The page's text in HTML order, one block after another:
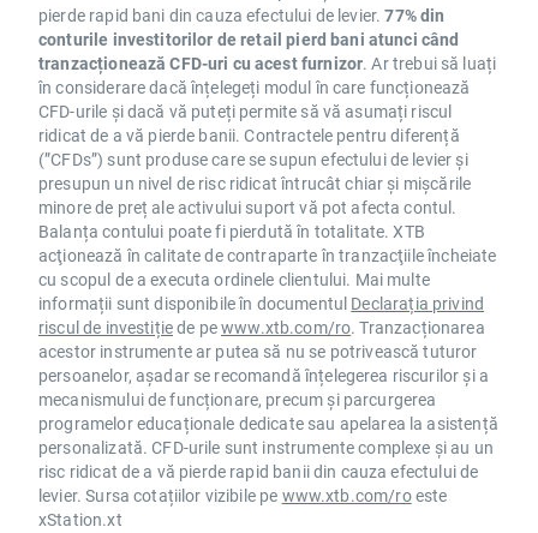
pierde rapid bani din cauza efectului de levier.77% din
conturile investitorilor de retail pierd bani atunci când
tranzacționează CFD-uri cu acest furnizor. Ar trebui să luați
în considerare dacă înțelegeți modul în care funcționează
CFD-urile și dacă vă puteți permite să vă asumați riscul
ridicat de a vă pierde banii. Contractele pentru diferență
(”CFDs”) sunt produse care se supun efectului de levier și
presupun un nivel de risc ridicat întrucât chiar și mișcările
minore de preț ale activului suport vă pot afecta contul.
Balanța contului poate fi pierdută în totalitate. XTB
acţionează în calitate de contraparte în tranzacţiile încheiate
cu scopul de a executa ordinele clientului. Mai multe
informații sunt disponibile în documentul Declarația privind
riscul de investițiede pewww.xtb.com/ro. Tranzacționarea
acestor instrumente ar putea să nu se potrivească tuturor
persoanelor, așadar se recomandă înțelegerea riscurilor și a
mecanismului de funcționare, precum și parcurgerea
programelor educaționale dedicate sau apelarea la asistență
personalizată. CFD-urile sunt instrumente complexe și au un
risc ridicat de a vă pierde rapid banii din cauza efectului de
levier. Sursa cotațiilor vizibile pe www.xtb.com/roeste
xStation.xt